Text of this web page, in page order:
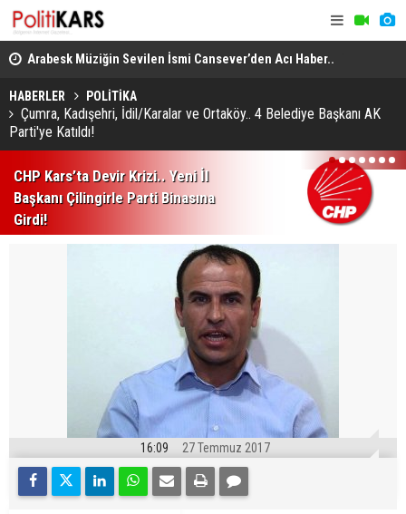
Arabesk Müziğin Sevilen İsmi Cansever’den Acı Haber..
Almanya’da Hayatını Kaybetti!
HABERLER POLİTİKA
Çumra, Kadışehri, İdil/Karalar ve Ortaköy.. 4 Belediye Başkanı AK
Parti'ye Katıldı!
CHP Kars’ta Devir Krizi.. Yeni İl
Başkanı Çilingirle Parti Binasına
Girdi!
1 2 3 4 5 6 7
16:09 27 Temmuz 2017